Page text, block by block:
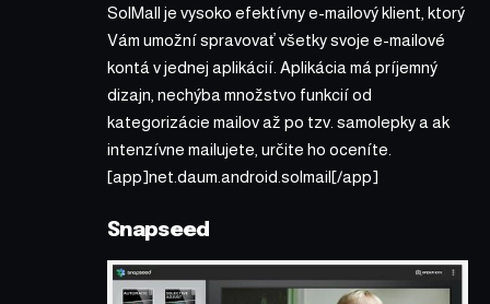
SolMall je vysoko efektívny e-mailový klient, ktorý
Vám umožní spravovať všetky svoje e-mailové
kontá v jednej aplikácií. Aplikácia má príjemný
dizajn, nechýba množstvo funkcií od
kategorizácie mailov až po tzv. samolepky a ak
intenzívne mailujete, určite ho oceníte.
[app]net.daum.android.solmail[/app]
Snapseed